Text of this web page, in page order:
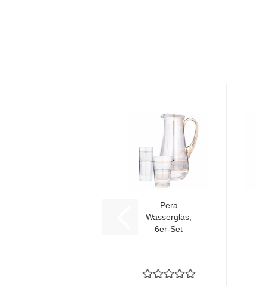
Pera
Wasserglas,
6er-Set